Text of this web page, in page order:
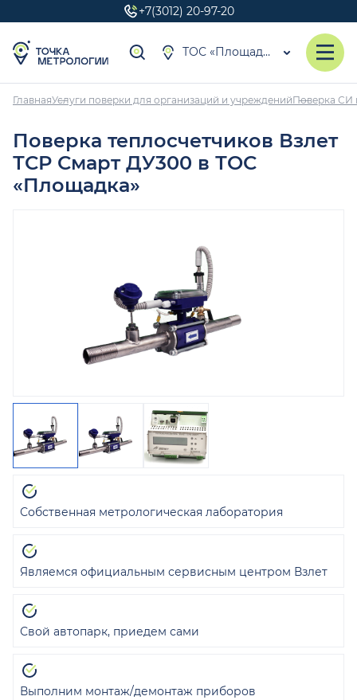
+7(3012) 20-97-20
ТОС «Площадка»
ГлавнаяУслуги поверки для организаций и учрежденийПоверка СИ
Поверка теплосчетчиков Взлет
ТСР Смарт ДУ300 в ТОС
«Площадка»
Собственная метрологическая лаборатория
Являемся официальным сервисным центром Взлет
Свой автопарк, приедем сами
Выполним монтаж/демонтаж приборов